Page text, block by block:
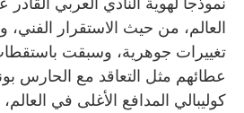
نموذجاً لهوية النادي العربي
العالم، من حيث الاستقرار
تغييرات جوهرية، وسبقت
عطائهم مثل التعاقد مع الحارس
كوليبالي المدافع الأغلى في